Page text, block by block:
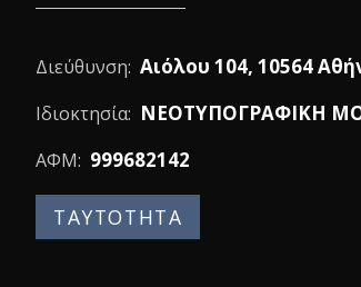
Διεύθυνση: Αιόλου 104, 10564
Ιδιοκτησία: ΝΕΟΤΥΠΟΓΡΑΦΙΚΗ
ΑΦΜ: 999682142
ΤΑΥΤΟΤΗΤΑ